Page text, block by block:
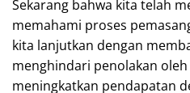
Sekarang bahwa kita telah
memahami proses
kita lanjutkan dengan
menghindari penolakan oleh
meningkatkan pendapatan